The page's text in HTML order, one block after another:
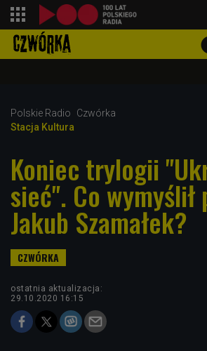
Polskie Radio
Czwórka
Stacja Kultura
Koniec trylogii
sieć". Co wymyślił
Jakub Szamałek?
ostatnia aktualizacja:
29.10.2020 16:15